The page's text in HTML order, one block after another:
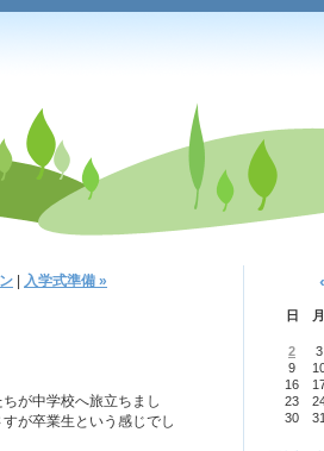
入学式準備 »
が中学校へ旅立ちまし
が卒業生という感じでし
日 月
2
3
9
16
23
30
31